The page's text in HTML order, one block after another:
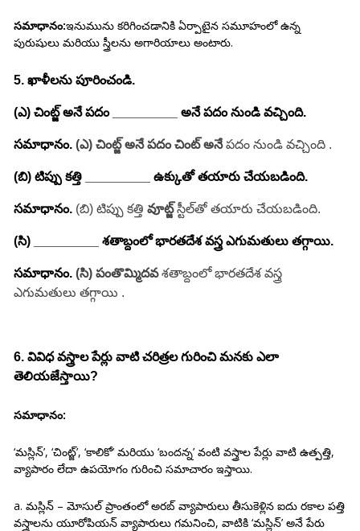
సమాధానం:ఇనుమును కరిగించడానికి ఏర్పాటైన సమూహంలో ఉన్న
పురుషులు మరియు స్త్రీలను అగారియాలు అంటారు.
5. ఖాళీలను పూరించండి.
(ఎ) చింట్జ్ అనే పదం _________ అనే పదం నుండి వచ్చింది.
సమాధానం. (ఎ) చింట్జ్ అనే పదం చింట్ అనేపదం నుండి వచ్చింది .
(బి) టిప్పు కత్తి _________ ఉక్కుతో తయారు చేయబడింది.
సమాధానం. (బి) టిప్పు కత్తి వూట్జ్స్టీల్‌తో తయారు చేయబడింది.
(సి) _________ శతాబ్దంలో భారతదేశ వస్త్ర ఎగుమతులు తగ్గాయి.
సమాధానం. (సి) పంతొమ్మిదవశతాబ్దంలో భారతదేశ వస్త్ర
ఎగుమతులు తగ్గాయి .
6. వివిధ వస్త్రాల పేర్లు వాటి చరిత్రల గురించి మనకు ఎలా
తెలియజేస్తాయి?
సమాధానం:
‘మస్లిన్’, ‘చింట్జ్’, ‘కాలికో’ మరియు ‘బందన్న’ వంటి వస్త్రాల పేర్లు వాటి ఉత్పత్తి,
వ్యాపారం లేదా ఉపయోగం గురించి సమాచారం ఇస్తాయి.
a. మస్లిన్ – మోసుల్‌ ప్రాంతంలో అరబ్ వ్యాపారులు తీసుకెళ్లిన ఐదు రకాల పత్తి
వస్త్రాలను యూరోపియన్ వ్యాపారులు గమనించి, వాటికి ‘మస్లిన్’ అనే పేరు